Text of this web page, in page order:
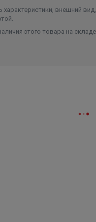
внешний
этого товара на